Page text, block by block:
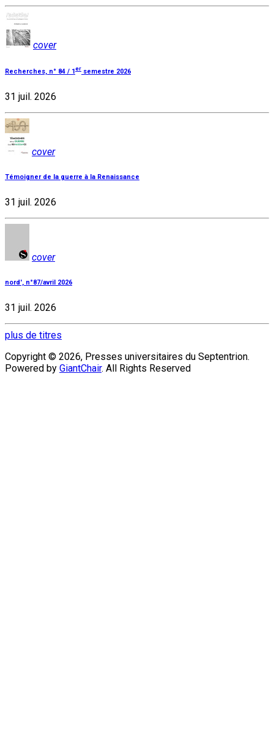
cover
Recherches, n° 84 / 1 er semestre 2026
31 juil. 2026
cover
Témoigner de la guerre à la Renaissance
31 juil. 2026
cover
nord', n°87/avril 2026
31 juil. 2026
plus de titres
Copyright © 2026, Presses universitaires du Septentrion.
Powered by GiantChair. All Rights Reserved